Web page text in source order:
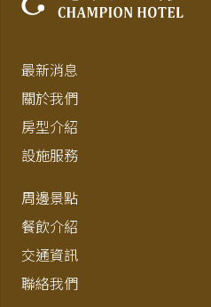
最新消息
關於我們
房型介紹
設施服務
周邊景點
餐飲介紹
交通資訊
聯絡我們